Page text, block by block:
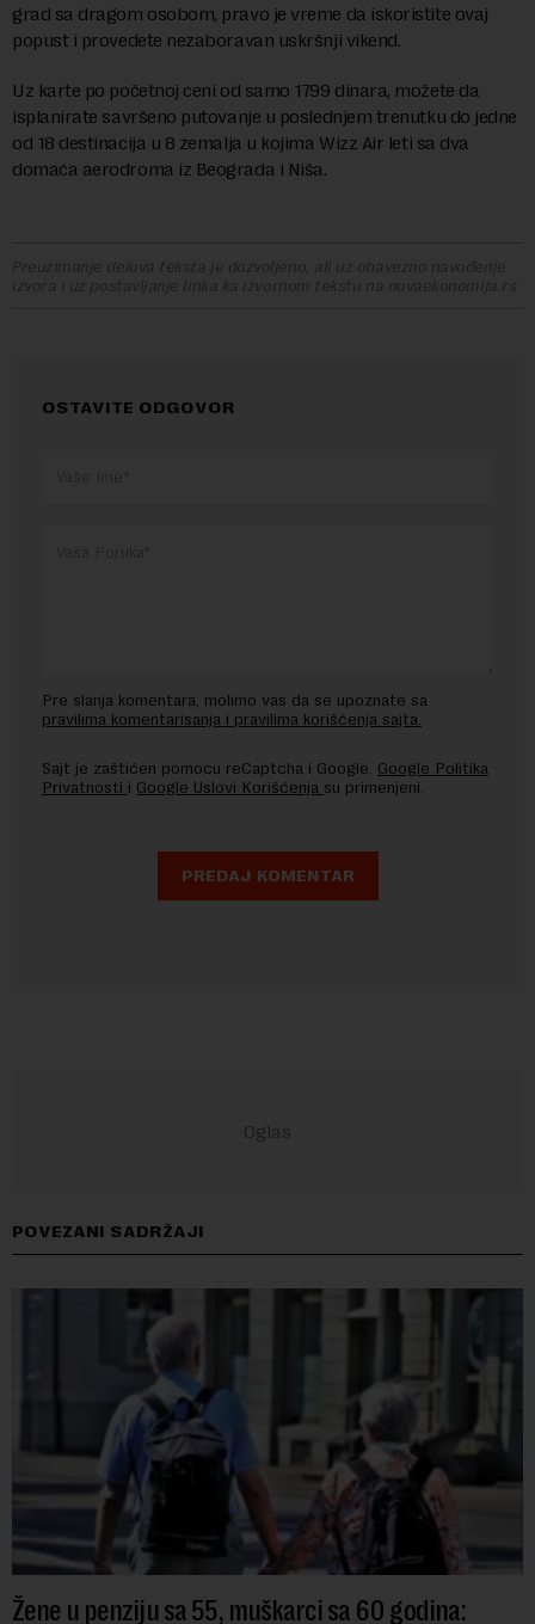
grad sa dragom osobom, pravo je vreme da iskoristite ovaj
popust i provedete nezaboravan uskršnji vikend.
Uz karte po početnoj ceni od samo 1799 dinara, možete da
isplanirate savršeno putovanje u poslednjem trenutku do jedne
od 18 destinacija u 8 zemalja u kojima Wizz Air leti sa dva
domaća aerodroma iz Beograda i Niša.
Preuzimanje delova teksta je dozvoljeno, ali uz obavezno navođenje
izvora i uz postavljanje linka ka izvornom tekstu na novaekonomija.rs
OSTAVITE ODGOVOR
Pre slanja komentara, molimo vas da se upoznate sa
pravilima komentarisanja i pravilima korišćenja sajta.
Sajt je zaštićen pomocu reCaptcha i Google. Google Politika
Privatnosti i Google Uslovi Korišćenja su primenjeni.
POVEZANI SADRŽAJI
Žene u penziju sa 55, muškarci sa 60 godina: